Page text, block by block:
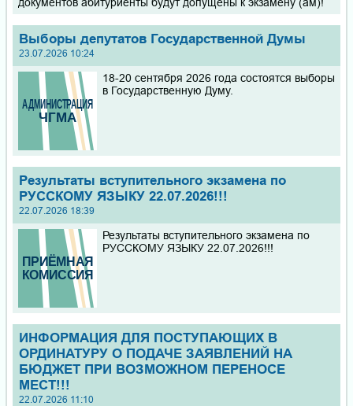
Выборы депутатов Государственной Думы
23.07.2026 10:24
18-20 сентября 2026 года состоятся выборы
в Государственную Думу.
Результаты вступительного экзамена по
РУССКОМУ ЯЗЫКУ 22.07.2026!!!
22.07.2026 18:39
Результаты вступительного экзамена по
РУССКОМУ ЯЗЫКУ 22.07.2026!!!
ИНФОРМАЦИЯ ДЛЯ ПОСТУПАЮЩИХ В
ОРДИНАТУРУ О ПОДАЧЕ ЗАЯВЛЕНИЙ НА
БЮДЖЕТ ПРИ ВОЗМОЖНОМ ПЕРЕНОСЕ
МЕСТ!!!
22.07.2026 11:10